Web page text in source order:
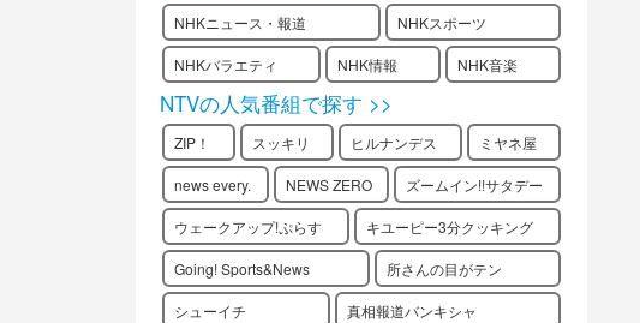
NHKニュース・報道 NHKスポーツ
NHKバラエティ NHK情報 NHK音楽
NTVの人気番組で探す >>
ZIP！ スッキリ ヒルナンデス ミヤネ屋
news every. NEWS ZERO ズームイン!!サタデー
ウェークアップ!ぷらす キユーピー3分クッキング
Going! Sports&News 所さんの目がテン
シューイチ 真相報道バンキシャ